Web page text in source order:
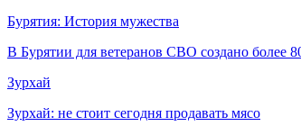
Бурятия: История мужества
В Бурятии для ветеранов СВО создано более
Зурхай
Зурхай: не стоит сегодня продавать мясо